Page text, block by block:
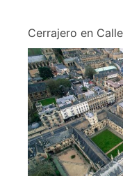
Cerrajero en